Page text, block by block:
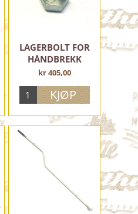
LAGERBOLT FOR
HÅNDBREKK
TRANSP.
kr 405,00